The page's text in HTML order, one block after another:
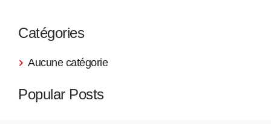
Catégories
Aucune catégorie
Popular Posts